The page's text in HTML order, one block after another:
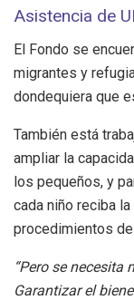
Asistencia de
El Fondo se
migrantes y
dondequiera que
También está
ampliar la
los pequeños, y
cada niño reciba
procedimientos
“Pero se necesita
Garantizar el